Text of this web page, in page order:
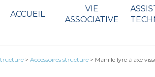
ACCUEIL
VIE
ASSOCIATIVE
> Accessoires structure > Manille lyre à axe